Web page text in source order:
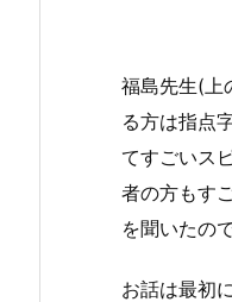
福島先生(上
る方は指点
てすごいス
者の方もす
を聞いたの
お話は最初